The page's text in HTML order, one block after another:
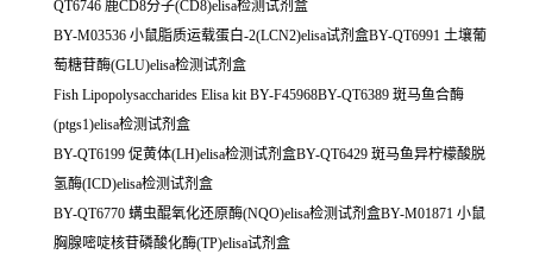
QT6746 鹿CD8分子(CD8)elisa检测试剂盒
BY-M03536 小鼠脂质运载蛋白-2(LCN2)elisa试剂盒BY-QT6991 土壤葡
萄糖苷酶(GLU)elisa检测试剂盒
Fish Lipopolysaccharides Elisa kit BY-F45968BY-QT6389 斑马鱼合酶
(ptgs1)elisa检测试剂盒
BY-QT6199 促黄体(LH)elisa检测试剂盒BY-QT6429 斑马鱼异柠檬酸脱
氢酶(ICD)elisa检测试剂盒
BY-QT6770 螨虫醌氧化还原酶(NQO)elisa检测试剂盒BY-M01871 小鼠
胸腺嘧啶核苷磷酸化酶(TP)elisa试剂盒